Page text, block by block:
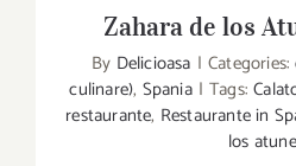
Restaurant de vis la
los Atunes,
Zahara de los
By Delicioasa | Categories:
culinare), Spania | Tags:
restaurante, Restaurante in
los